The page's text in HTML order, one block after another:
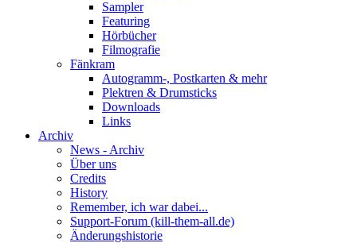
Sampler
Featuring
Hörbücher
Filmografie
Fänkram
Autogramm-, Postkarten & mehr
Plektren & Drumsticks
Downloads
Links
Archiv
News - Archiv
Über uns
Credits
History
Remember, ich war dabei...
Support-Forum (kill-them-all.de)
Änderungshistorie